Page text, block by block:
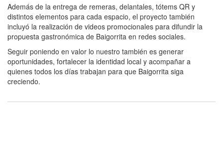
Además de la entrega de remeras, delantales, tótems QR y
distintos elementos para cada espacio, el proyecto también
incluyó la realización de videos promocionales para difundir la
propuesta gastronómica de Baigorrita en redes sociales.
Seguir poniendo en valor lo nuestro también es generar
oportunidades, fortalecer la identidad local y acompañar a
quienes todos los días trabajan para que Baigorrita siga
creciendo.